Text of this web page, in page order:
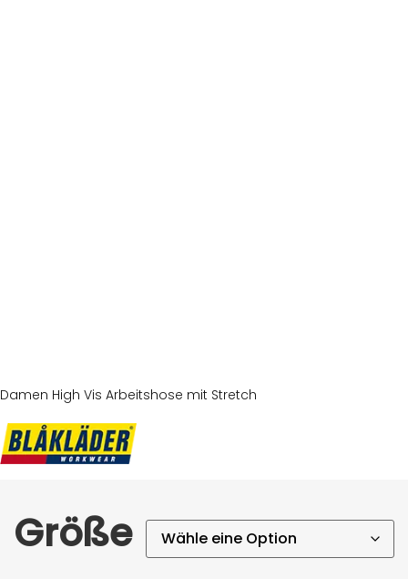
Damen High Vis Arbeitshose mit Stretch
Größe